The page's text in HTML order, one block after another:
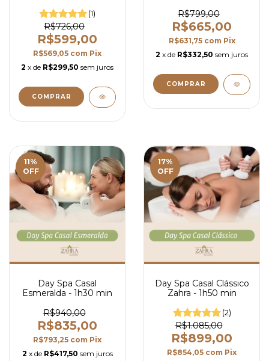
(1)
R$726,00
R$599,00
R$569,05 com Pix
2 x de R$299,50 sem juros
R$799,00
R$665,00
R$631,75 com Pix
2 x de R$332,50 sem juros
11%
OFF
Day Spa Casal
Esmeralda - 1h30 min
R$940,00
R$835,00
R$793,25 com Pix
2 x de R$417,50 sem juros
17%
OFF
Day Spa Casal Clássico
Zahra - 1h50 min
(2)
R$1.085,00
R$899,00
R$854,05 com Pix